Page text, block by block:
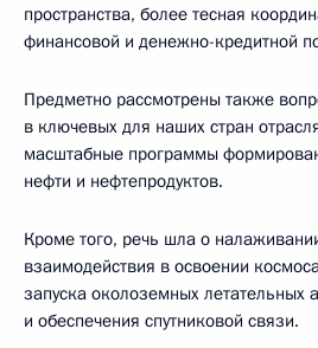
пространства, более тесная
финансовой и денежно-кредитной
Предметно рассмотрены также
в ключевых для наших стран
масштабные программы
нефти и нефтепродуктов.
Кроме того, речь шла о
взаимодействия в освоении
запуска околоземных летательных
и обеспечения спутниковой связи.